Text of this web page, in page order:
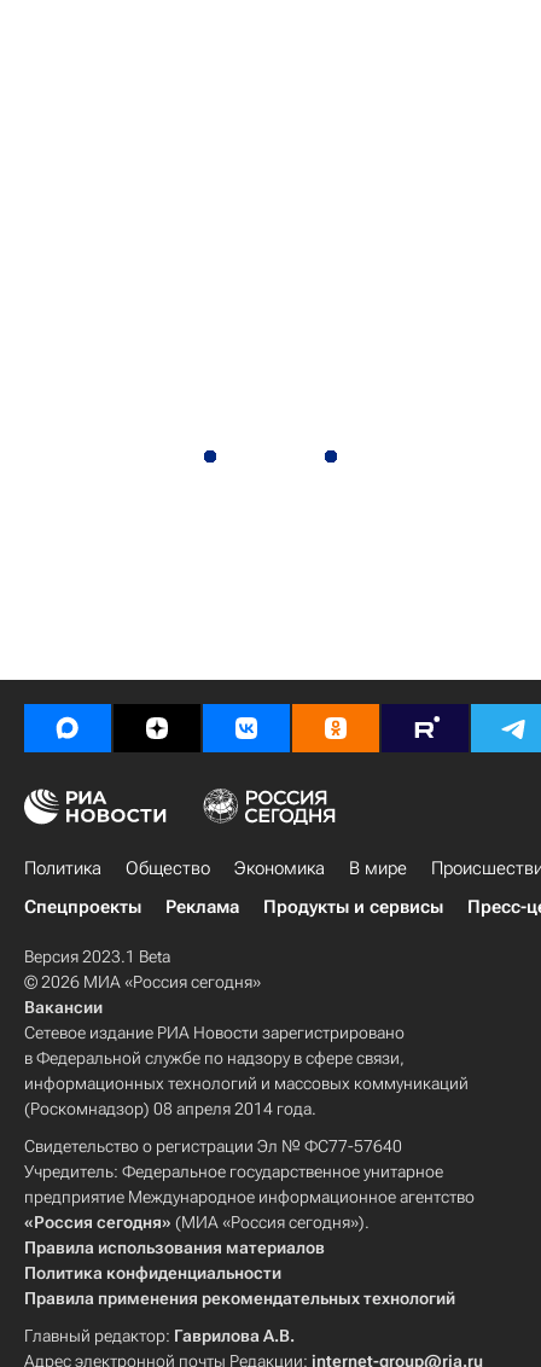
Политика Общество Экономика В мире
Спецпроекты
Реклама Продукты и сервисы Пресс-
Версия 2023.1 Beta
© 2026 МИА «Россия сегодня»
Вакансии
Сетевое издание РИА Новости зарегистрировано
в Федеральной службе по надзору в сфере связи,
информационных технологий и массовых коммуникаций
(Роскомнадзор) 08 апреля 2014 года.
Свидетельство о регистрации Эл № ФС77-57640
Учредитель: Федеральное государственное унитарное
предприятие Международное информационное агентство
«Россия сегодня» (МИА «Россия сегодня»).
Правила использования материалов
Политика конфиденциальности
Правила применения рекомендательных технологий
Главный редактор: Гаврилова А.В.
Адрес электронной почты Редакции: internet-group@ria.ru